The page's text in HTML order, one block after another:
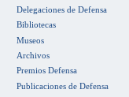
Delegaciones de Defensa
Bibliotecas
Museos
Archivos
Premios Defensa
Publicaciones de Defensa